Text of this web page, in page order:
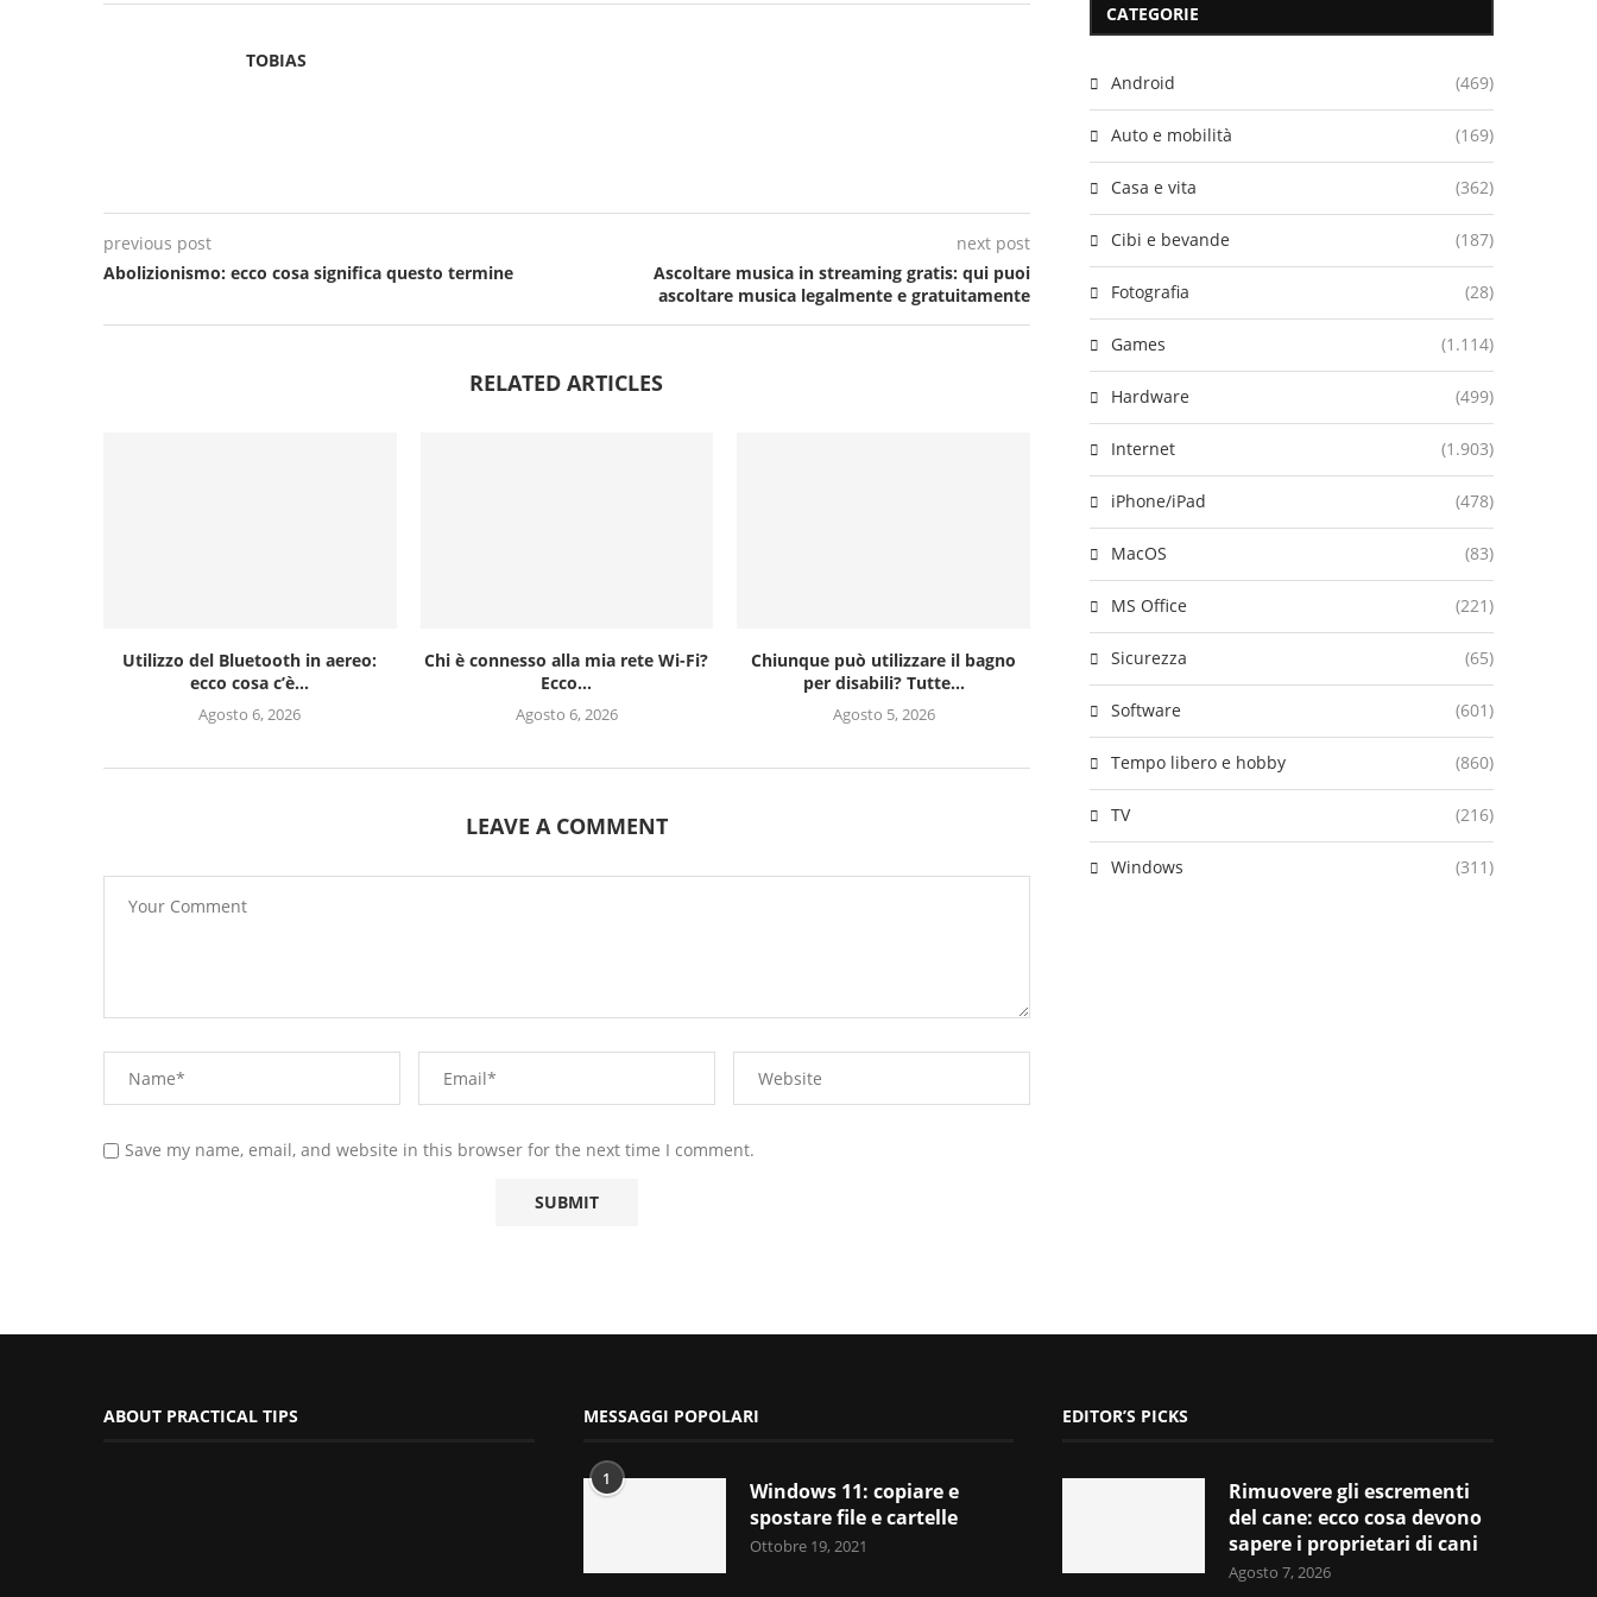
TOBIAS
previous post
Abolizionismo: ecco cosa significa questo termine
next post
Ascoltare musica in streaming gratis: qui puoi
ascoltare musica legalmente e gratuitamente
RELATED ARTICLES
Utilizzo del Bluetooth in aereo:
ecco cosa c’è...
Agosto 6, 2026
Chi è connesso alla mia rete Wi-Fi?
Ecco...
Agosto 6, 2026
Chiunque può utilizzare il bagno
per disabili? Tutte...
Agosto 5, 2026
LEAVE A COMMENT
Save my name, email, and website in this browser for the next time I comment.
CATEGORIE
Android (469)
Auto e mobilità (169)
Casa e vita (362)
Cibi e bevande (187)
Fotografia (28)
Games (1.114)
Hardware (499)
Internet (1.903)
iPhone/iPad (478)
MacOS (83)
MS Office (221)
Sicurezza (65)
Software (601)
Tempo libero e hobby (860)
TV (216)
Windows (311)
ABOUT PRACTICAL TIPS MESSAGGI POPOLARI
1
Windows 11: copiare e
spostare file e cartelle
Ottobre 19, 2021
EDITOR’S PICKS
Rimuovere gli escrementi
del cane: ecco cosa devono
sapere i proprietari di cani
Agosto 7, 2026